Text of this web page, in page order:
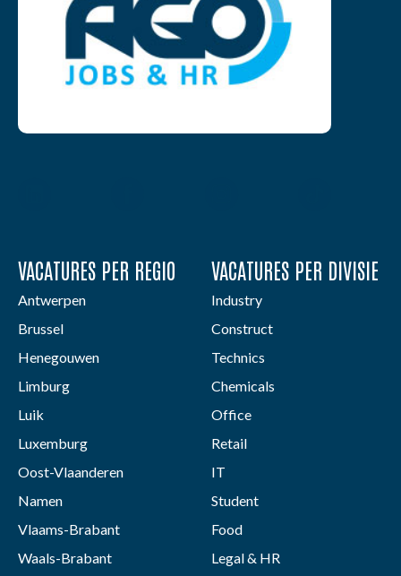
VACATURES PER REGIO
Antwerpen
Brussel
Henegouwen
Limburg
Luik
Luxemburg
Oost-Vlaanderen
Namen
Vlaams-Brabant
Waals-Brabant
VACATURES PER DIVISIE
Industry
Construct
Technics
Chemicals
Office
Retail
IT
Student
Food
Legal & HR